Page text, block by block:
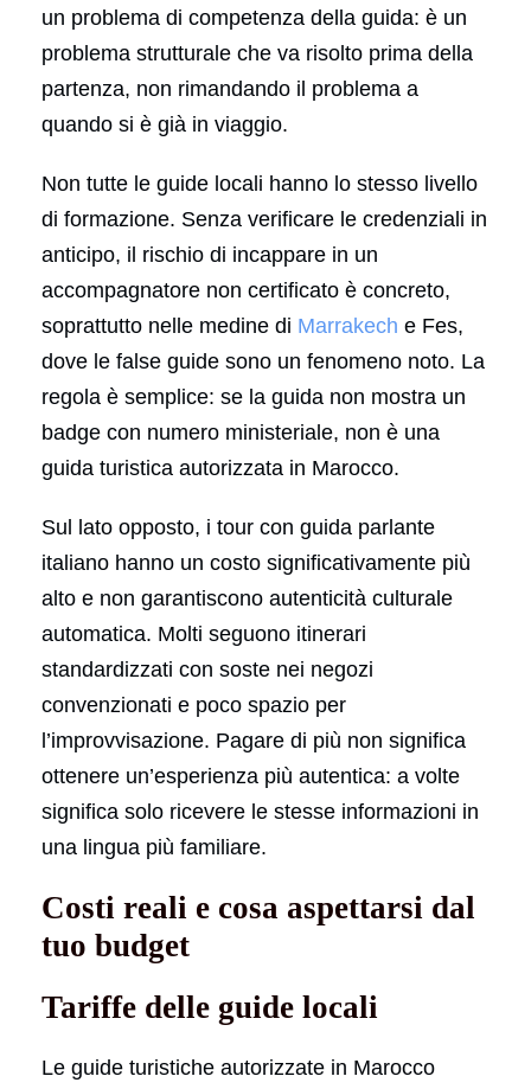
un problema di competenza della guida: è un
problema strutturale che va risolto prima della
partenza, non rimandando il problema a
quando si è già in viaggio.
Non tutte le guide locali hanno lo stesso livello
di formazione. Senza verificare le credenziali in
anticipo, il rischio di incappare in un
accompagnatore non certificato è concreto,
soprattutto nelle medine di Marrakech e Fes,
dove le false guide sono un fenomeno noto. La
regola è semplice: se la guida non mostra un
badge con numero ministeriale, non è una
guida turistica autorizzata in Marocco.
Sul lato opposto, i tour con guida parlante
italiano hanno un costo significativamente più
alto e non garantiscono autenticità culturale
automatica. Molti seguono itinerari
standardizzati con soste nei negozi
convenzionati e poco spazio per
l’improvvisazione. Pagare di più non significa
ottenere un’esperienza più autentica: a volte
significa solo ricevere le stesse informazioni in
una lingua più familiare.
Costi reali e cosa aspettarsi dal
tuo budget
Tariffe delle guide locali
Le guide turistiche autorizzate in Marocco